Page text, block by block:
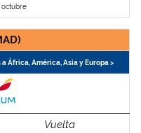
octubre
África, América, Asia y Europa >
Vuelta